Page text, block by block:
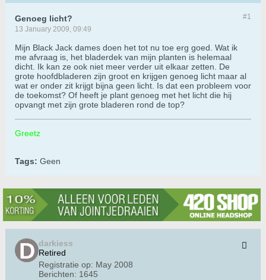
#1
Genoeg licht?
13 January 2009, 09:49
Mijn Black Jack dames doen het tot nu toe erg goed. Wat ik
me afvraag is, het bladerdek van mijn planten is helemaal
dicht. Ik kan ze ook niet meer verder uit elkaar zetten. De
grote hoofdbladeren zijn groot en krijgen genoeg licht maar al
wat er onder zit krijgt bijna geen licht. Is dat een probleem voor
de toekomst? Of heeft je plant genoeg met het licht die hij
opvangt met zijn grote bladeren rond de top?
Greetz
Tags: Geen
darkiess
Retired
Registratie op: May 2008
Berichten: 1645